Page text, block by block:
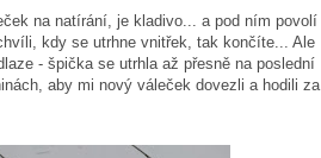
na natírání, je kladivo... a pod ním povolí
kdy se utrhne vnitřek, tak končíte... Ale
- špička se utrhla až přesně na poslední
aby mi nový váleček dovezli a hodili za